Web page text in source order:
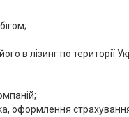
в лізинг по території
оформлення